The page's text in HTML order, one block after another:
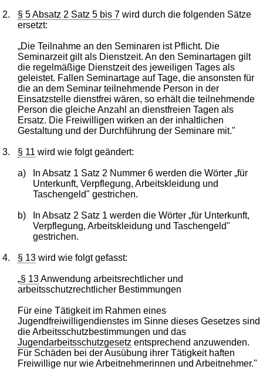
2. § 5 Absatz 2 Satz 5 bis 7 wird durch die folgenden Sätze
ersetzt:
„Die Teilnahme an den Seminaren ist Pflicht. Die
Seminarzeit gilt als Dienstzeit. An den Seminartagen gilt
die regelmäßige Dienstzeit des jeweiligen Tages als
geleistet. Fallen Seminartage auf Tage, die ansonsten für
die an dem Seminar teilnehmende Person in der
Einsatzstelle dienstfrei wären, so erhält die teilnehmende
Person die gleiche Anzahl an dienstfreien Tagen als
Ersatz. Die Freiwilligen wirken an der inhaltlichen
Gestaltung und der Durchführung der Seminare mit."
3. § 11 wird wie folgt geändert:
a)
In Absatz 1 Satz 2 Nummer 6 werden die Wörter „für
Unterkunft, Verpflegung, Arbeitskleidung und
Taschengeld" gestrichen.
b)
In Absatz 2 Satz 1 werden die Wörter „für Unterkunft,
Verpflegung, Arbeitskleidung und Taschengeld"
gestrichen.
4. § 13 wird wie folgt gefasst:
„§ 13Anwendung arbeitsrechtlicher und
arbeitsschutzrechtlicher Bestimmungen
Für eine Tätigkeit im Rahmen eines
Jugendfreiwilligendienstes im Sinne dieses Gesetzes sind
die Arbeitsschutzbestimmungen und das
Jugendarbeitsschutzgesetz entsprechend anzuwenden.
Für Schäden bei der Ausübung ihrer Tätigkeit haften
Freiwillige nur wie Arbeitnehmerinnen und Arbeitnehmer."